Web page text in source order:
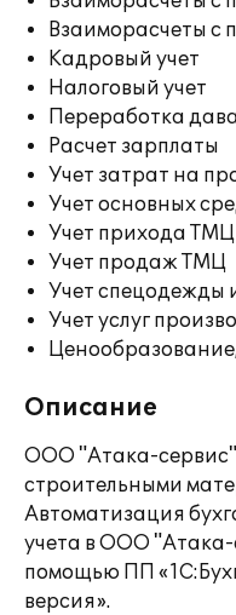
Взаиморасчеты с
Кадровый учет
Налоговый учет
Переработка
Расчет зарплаты
Учет затрат на
Учет основных
Учет прихода ТМЦ
Учет продаж ТМЦ
Учет спецодежды
Учет услуг
Описание
ООО "Атака-сервис"
строительными
Автоматизация
учета в ООО "Атака-
помощью ПП
версия».